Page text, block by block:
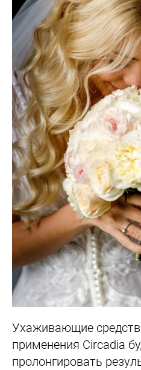
Ухаживающие
применения Circadia
пролонгировать